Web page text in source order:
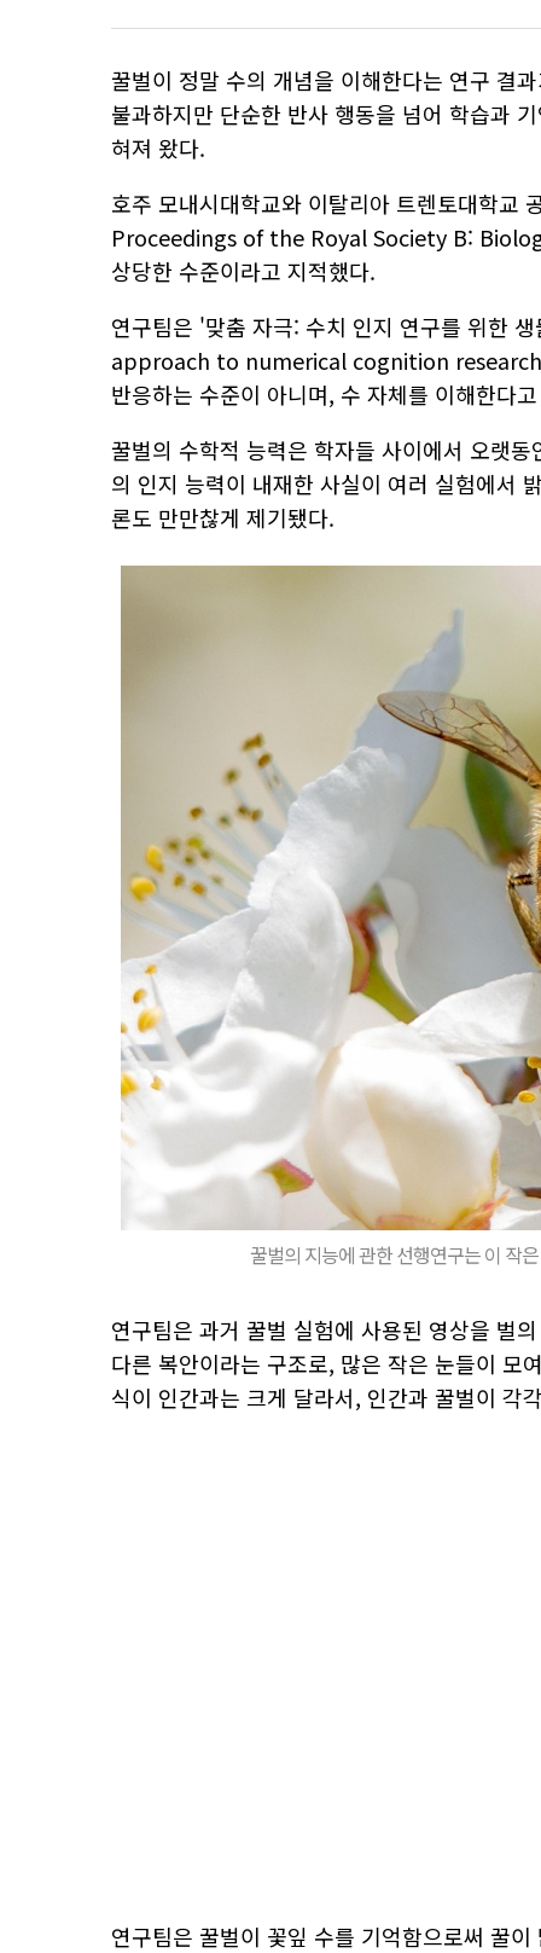
꿀벌이 정말 수의 개념을 이해한다는 연구 결
불과하지만 단순한 반사 행동을 넘어 학습과
혀져 왔다.
호주 모내시대학교와 이탈리아 트렌토대학교
Proceedings of the Royal Society B:
상당한 수준이라고 지적했다.
연구팀은 '맞춤 자극: 수치 인지 연구를 위
approach to numerical cognition research)'
반응하는 수준이 아니며, 수 자체를 이해한다
꿀벌의 수학적 능력은 학자들 사이에서 오랫
의 인지 능력이 내재한 사실이 여러 실험에서
론도 만만찮게 제기됐다.
꿀벌의 지능에 관한 선행연구는 이 작
연구팀은 과거 꿀벌 실험에 사용된 영상을 벌
다른 복안이라는 구조로, 많은 작은 눈들이 모
식이 인간과는 크게 달라서, 인간과 꿀벌이 각
연구팀은 꿀벌이 꽃잎 수를 기억함으로써 꿀